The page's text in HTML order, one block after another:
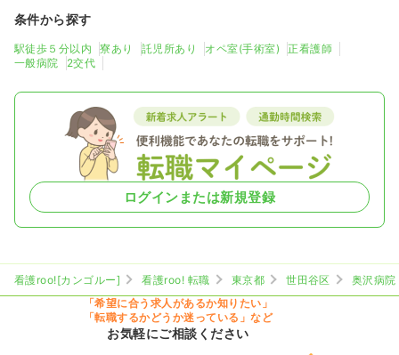
条件から探す
駅徒歩５分以内 寮あり 託児所あり オペ室(手術室)
正看護師
一般病院
2交代
ログインまたは新規登録
看護roo![カンゴルー] 看護roo! 転職 東京都 世田谷区
奥沢病院
「希望に合う求人があるか知りたい」
「転職するかどうか迷っている」など
お気軽にご相談ください